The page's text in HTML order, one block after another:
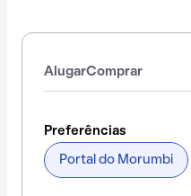
AlugarComprar
Preferências
Portal do Morumbi